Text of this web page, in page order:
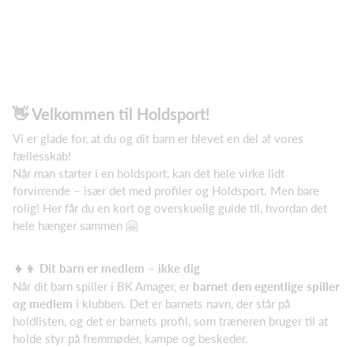
👋 Velkommen til Holdsport!
Vi er glade for, at du og dit barn er blevet en del af vores
fællesskab!
Når man starter i en holdsport, kan det hele virke lidt
forvirrende – især det med profiler og Holdsport. Men bare
rolig! Her får du en kort og overskuelig guide til, hvordan det
hele hænger sammen 🤗
👧👦 Dit barn er medlem – ikke dig
Når dit barn spiller i BK Amager, er barnet den egentlige spiller
og medlem i klubben. Det er barnets navn, der står på
holdlisten, og det er barnets profil, som træneren bruger til at
holde styr på fremmøder, kampe og beskeder.